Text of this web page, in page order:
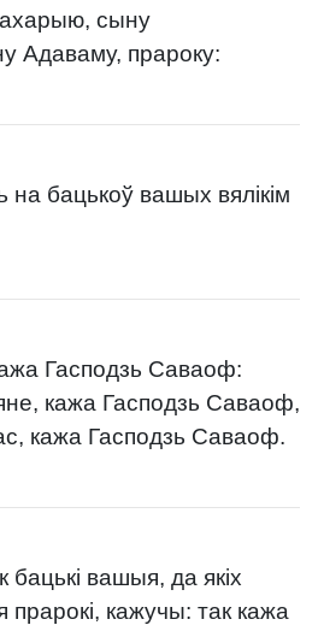
сыну
Адаваму, прароку:
на бацькоў вашых вялікім
Гасподзь Саваоф:
кажа Гасподзь Саваоф,
кажа Гасподзь Саваоф.
бацькі вашыя, да якіх
прарокі, кажучы: так кажа